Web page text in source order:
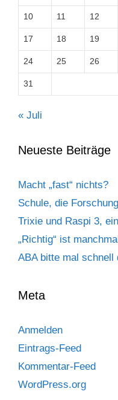
10 11 12
17 18 19
24 25 26
31
« Juli
Neueste Beiträge
Macht „fast“ nichts?
Schule, die
Trixie und Raspi 3,
„Richtig“ ist
ABA bitte mal schnell
Meta
Anmelden
Eintrags-Feed
Kommentar-Feed
WordPress.org